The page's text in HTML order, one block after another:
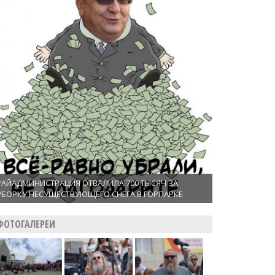
ОТВАЛИЛА 700 ТЫСЯЧ ЗА
НЕСУЩЕСТВУЮЩЕГО СНЕГА В ГОРПАРКЕ